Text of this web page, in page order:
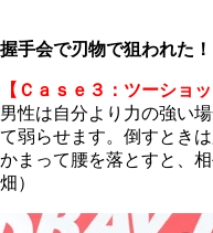
握手会で刃物で狙われた！
【Ｃａｓｅ３：ツーショ
男性は自分より力の強い
て弱らせます。倒すとき
かまって腰を落とすと、
畑）